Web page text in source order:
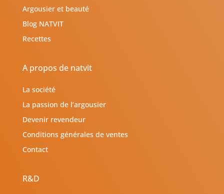
Argousier et beauté
Blog NATVIT
Recettes
A propos de natvit
La société
La passion de l’argousier
Devenir revendeur
Conditions générales de ventes
Contact
R&D